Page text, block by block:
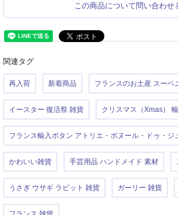
この商品について問い合わせ
関連タグ
再入荷 新着商品 フランスのお土産 スーベ
イースター 復活祭 雑貨 クリスマス（Xmas）
フランス輸入ボタン アトリエ・ボヌール・ドゥ・ジ
かわいい雑貨 手芸用品 ハンドメイド 素材
うさぎ ウサギ ラビット 雑貨 ガーリー 雑貨